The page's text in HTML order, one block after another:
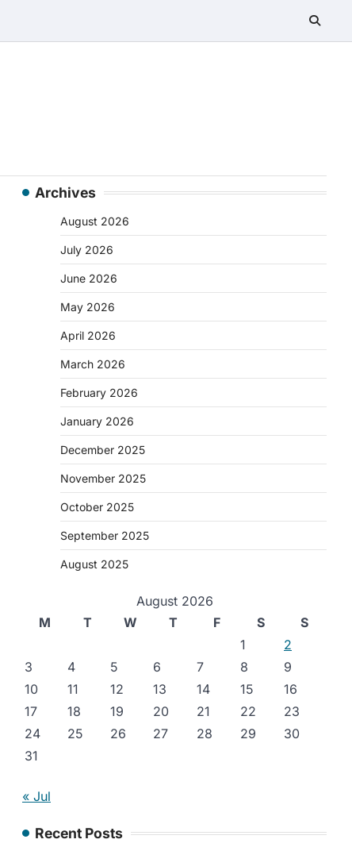
Archives
August 2026
July 2026
June 2026
May 2026
April 2026
March 2026
February 2026
January 2026
December 2025
November 2025
October 2025
September 2025
August 2025
August 2026
M
T W T F S
S
1
2
3
4 5 6 7 8
9
10
11 12 13 14 15
16
17
18 19 20 21 22
23
24
25 26 27 28 29
30
31
« Jul
Recent Posts